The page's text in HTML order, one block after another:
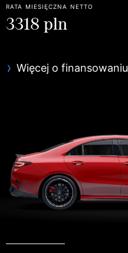
rata miesięczna netto
3318 pln
Więcej o finansowaniu